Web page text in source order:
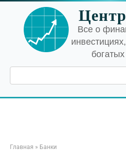
Перейти
контенту
Все о
Поиск:
Главная » Банки